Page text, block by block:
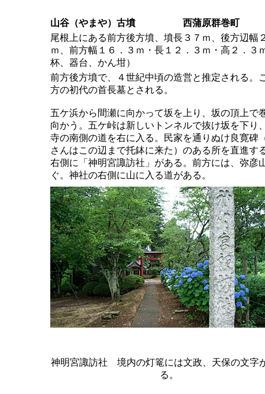
山谷（やまや）古墳西蒲原
尾根上にある前方後方墳、墳長３７ｍ、後方辺
ｍ、前方幅１６．３ｍ・長１２．３ｍ・高２．
杯、器台、かん坩）
前方後方墳で、４世紀中頃の造営と推定される。
方の初代の首長墓とされる。
五ケ浜から間瀬に向かって坂を上り、坂の頂上で
向かう。五ケ峠は新しいトンネルで抜け坂を下り
寺の南側の道を右に入る。民家を通りぬけ良寛碑
さんはこの辺まで托鉢に来た）のある所を直進す
右側に「神明宮諏訪社」がある。前方には、弥彦
ぐ。神社の右側に山に入る道がある。
神明宮諏訪社 境内の灯篭には文政、天保の文字
る。